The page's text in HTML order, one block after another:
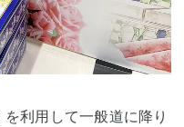
を利用して一般道に降り